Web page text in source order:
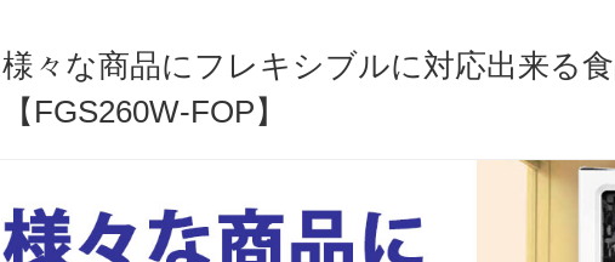
様々な商品にフレキシブルに対応出来る
【FGS260W-FOP】